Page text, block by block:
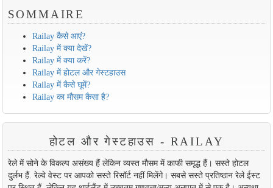
SOMMAIRE
Railay कैसे आएं?
Railay में क्या देखें?
Railay में क्या करें?
Railay में होटल और गेस्टहाउस
Railay में कैसे घूमें?
Railay का मौसम कैसा है?
होटल और गेस्टहाउस - RAILAY
रेले में सोने के विकल्प असंख्य हैं लेकिन व्यस्त मौसम में काफी समृद्ध हैं। सस्ते होटल
दुर्लभ हैं. रेल्वे वेस्ट पर आपको सस्ते रिसॉर्ट नहीं मिलेंगे। सबसे सस्ते प्रतिष्ठान रेले ईस्ट